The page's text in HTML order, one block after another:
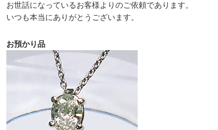
お世話になっているお客様よりのご依頼であります。
いつも本当にありがとうございます。
お預かり品